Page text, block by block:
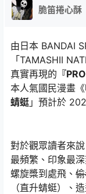
脆笛捲心酥
由日本 BANDAI
「TAMASHII
真實再現的 『
本人氣國民漫畫
蜻蜓 」預計於
對於觀眾讀者來
最頻繁、印象最
螺旋槳到處飛、
（直升蜻蜓）、